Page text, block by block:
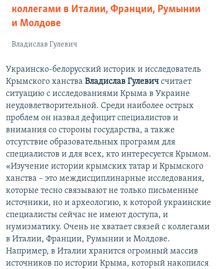
коллегами в Италии, Франции, Румынии
и Молдове
Владислав Гулевич
Украинско-белорусский историк и исследователь
Крымского ханства Владислав Гулевич считает
ситуацию с исследованиями Крыма в Украине
неудовлетворительной. Среди наиболее острых
проблем он назвал дефицит специалистов и
внимания со стороны государства, а также
отсутствие образовательных программ для
специалистов и для всех, кто интересуется Крымом.
«Изучение истории крымских татар и Крымского
ханства – это междисциплинарные исследования,
которые тесно связывают не только письменные
источники, но и археологию, к которой украинские
специалисты сейчас не имеют доступа, и
нумизматику. Очень не хватает связей с коллегами
в Италии, Франции, Румынии и Молдове.
Например, в Италии хранится огромный массив
источников по истории Крыма, который накопился